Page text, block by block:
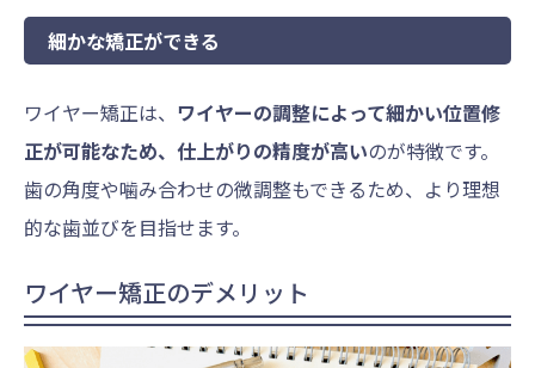
細かな矯正ができる
ワイヤー矯正は、 ワイヤーの調整によって細かい位置修
正が可能なため、仕上がりの精度が高いのが特徴です。
歯の角度や噛み合わせの微調整もできるため、より理想
的な歯並びを目指せます。
ワイヤー矯正のデメリット